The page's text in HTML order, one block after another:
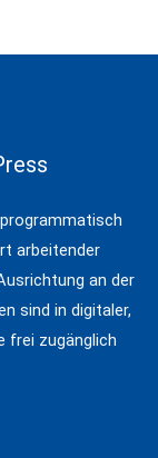
arbeitender
an der
sind in digitaler,
frei zugänglich